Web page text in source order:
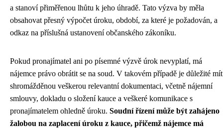
a stanoví přiměřenou lhůtu k jeho úhradě. Tato výzva by měla
obsahovat přesný výpočet úroku, období, za které je požadován, a
odkaz na příslušná ustanovení občanského zákoníku.
Pokud pronajímatel ani po písemné výzvě úrok nevyplatí, má
nájemce právo obrátit se na soud. V takovém případě je důležité mít
shromážděnou veškerou relevantní dokumentaci, včetně nájemní
smlouvy, dokladu o složení kauce a veškeré komunikace s
pronajímatelem ohledně úroku. Soudní řízení může být zahájeno
žalobou na zaplacení úroku z kauce, přičemž nájemce má